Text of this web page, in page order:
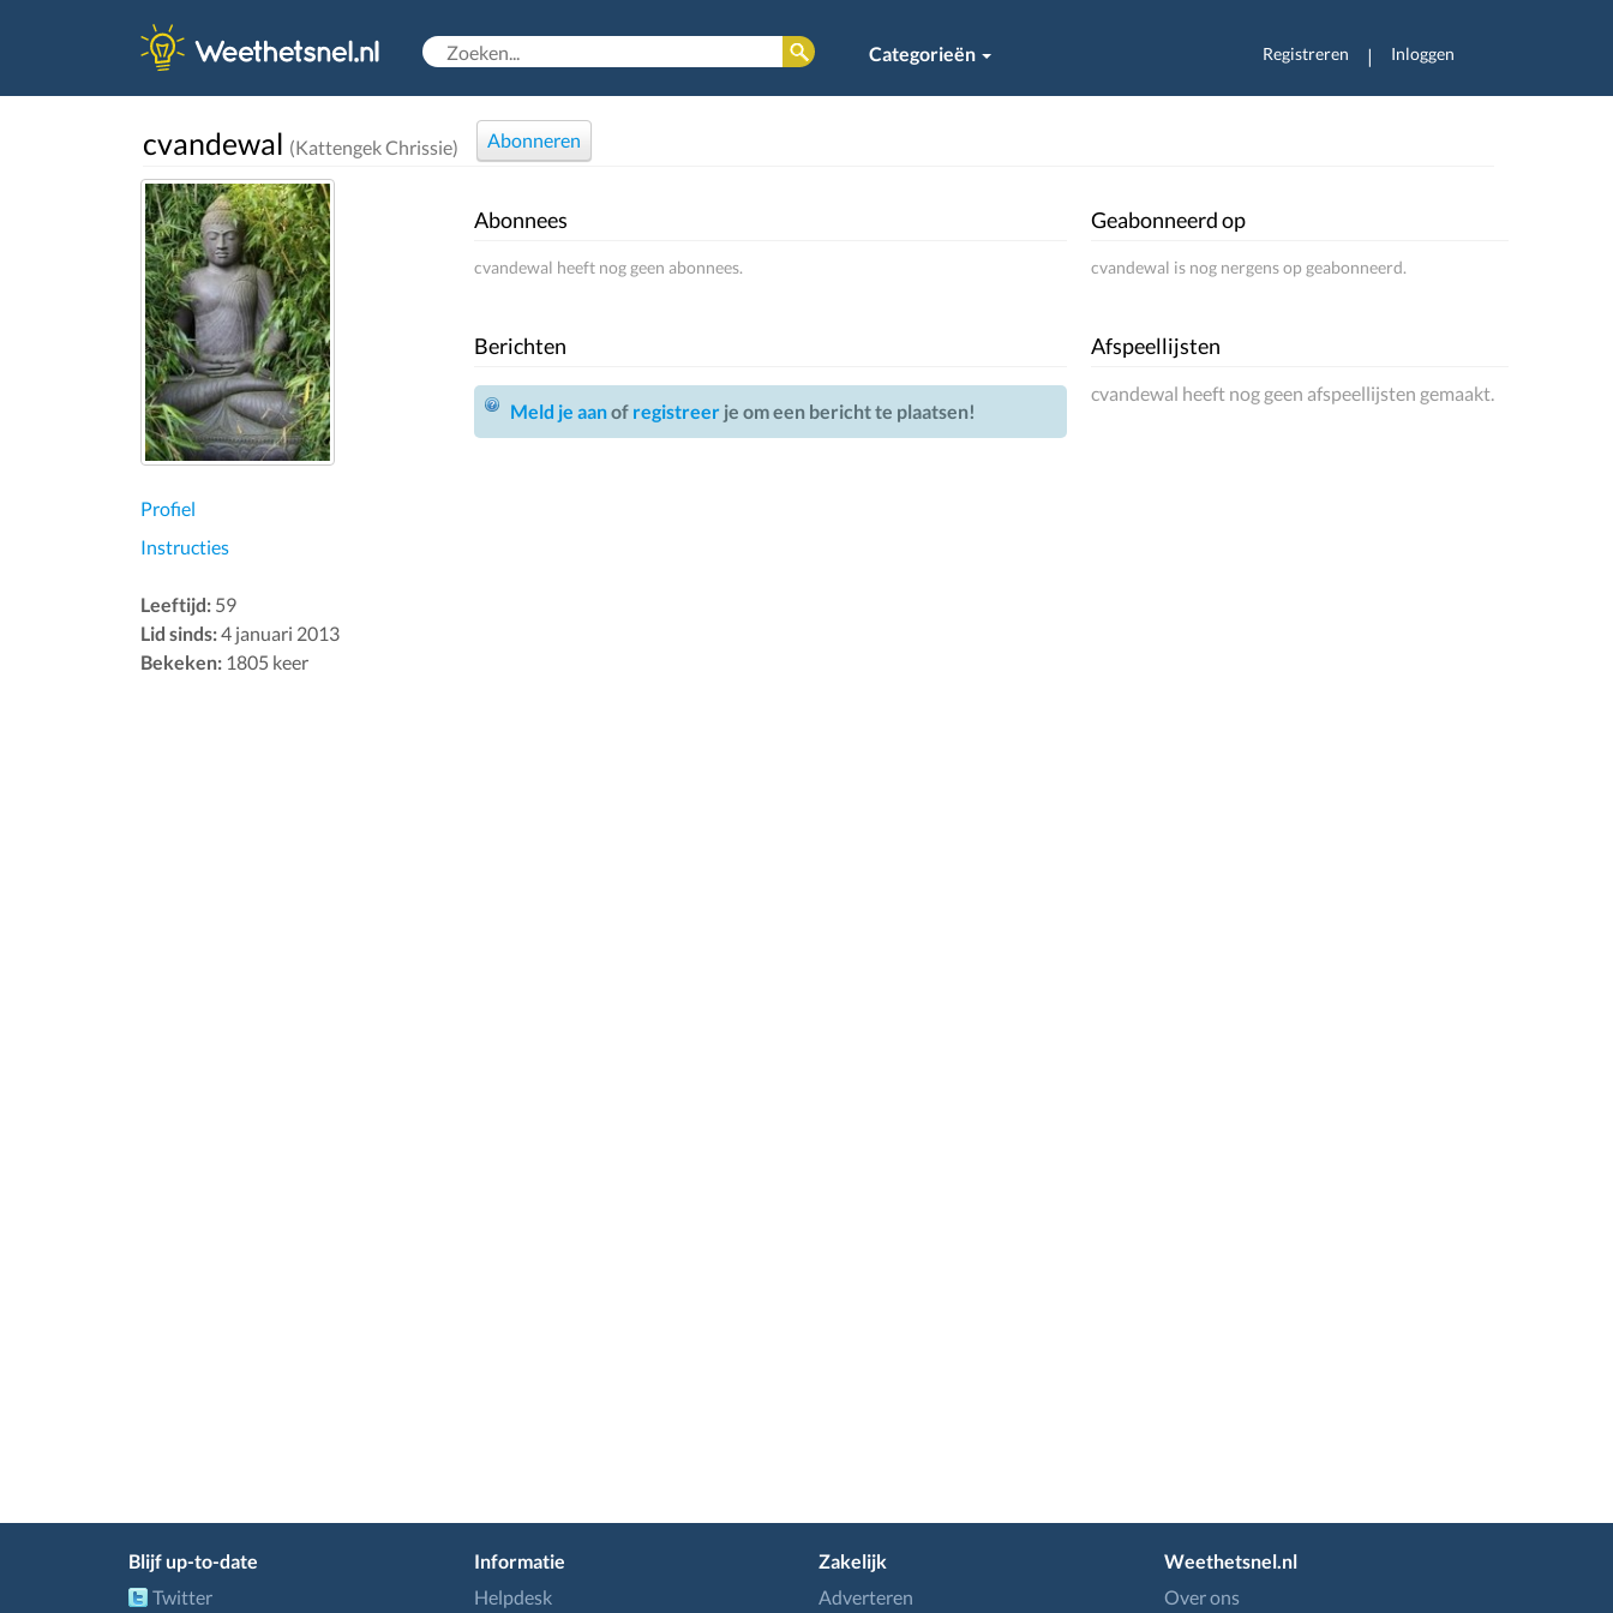
Categorieën Registreren | Inloggen
cvandewal (Kattengek Chrissie) Abonneren
Profiel
Instructies
Leeftijd: 59
Lid sinds:4 januari 2013
Bekeken: 1805 keer
Abonnees
cvandewal heeft nog geen abonnees.
Berichten
Meld je aanof registreerje om een bericht te plaatsen!
Geabonneerd op
cvandewal is nog nergens op geabonneerd.
Afspeellijsten
cvandewal heeft nog geen afspeellijsten gemaakt.
Blijf up-to-date
Twitter
Informatie
Helpdesk
Zakelijk
Adverteren
Weethetsnel.nl
Over ons